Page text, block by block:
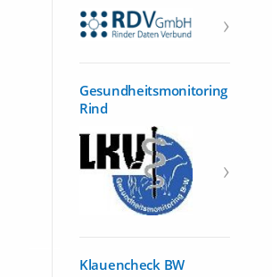
Gesundheitsmonitoring
Rind
Klauencheck BW